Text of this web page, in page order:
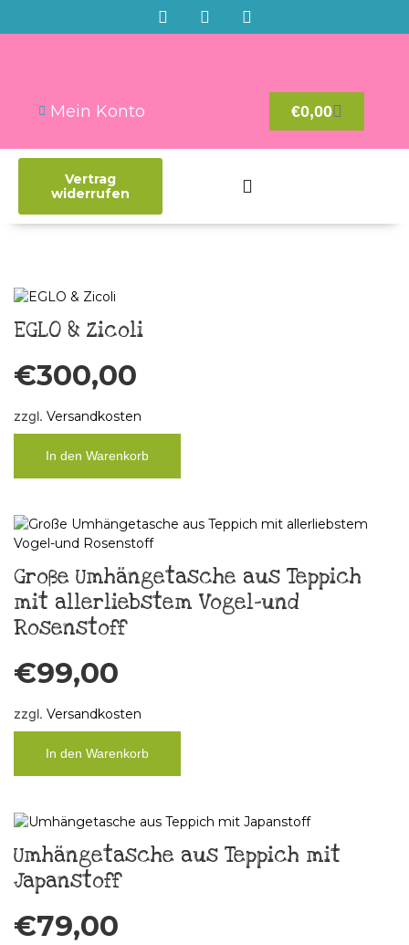
Mein Konto €0,00
Vertrag
widerrufen
EGLO & Zicoli
€300,00
zzgl. Versandkosten
In den Warenkorb
Große Umhängetasche aus Teppich
mit allerliebstem Vogel-und
Rosenstoff
€99,00
zzgl. Versandkosten
In den Warenkorb
Umhängetasche aus Teppich mit
Japanstoff
€79,00